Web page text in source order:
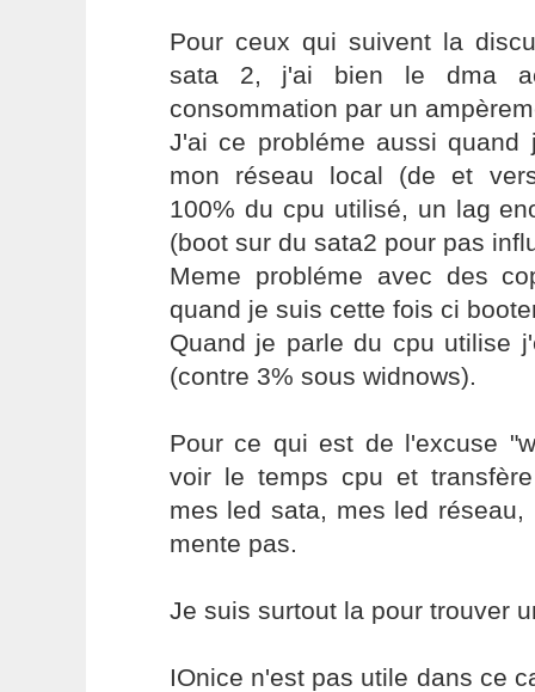
Pour ceux qui suivent la
sata 2, j'ai bien le dma
consommation par un
J'ai ce probléme aussi
mon réseau local (de et
100% du cpu utilisé, un lag
(boot sur du sata2 pour pas
Meme probléme avec des
quand je suis cette fois ci
Quand je parle du cpu utilise
(contre 3% sous widnows).
Pour ce qui est de l'excuse
voir le temps cpu et
mes led sata, mes led réseau,
mente pas.
Je suis surtout la pour trouver
IOnice n'est pas utile dans ce